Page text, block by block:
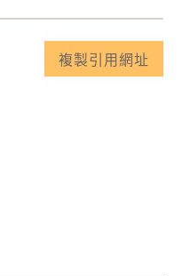
複製引用網址